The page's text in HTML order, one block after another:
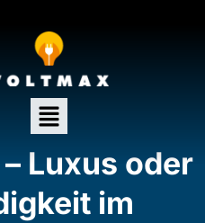
Luxus oder
im